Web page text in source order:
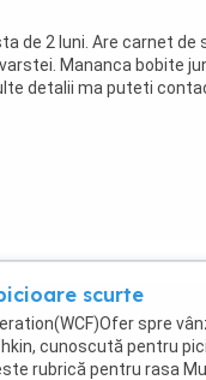
de 2 luni. Are carnet de
Mananca bobite
detalii ma puteti
scurte
spre
cunoscută pentru
rubrică pentru rasa